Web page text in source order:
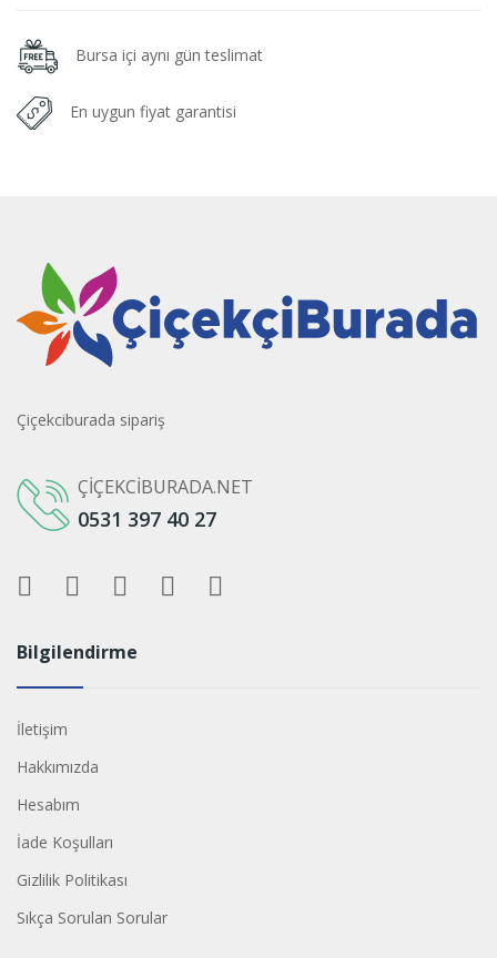
Bursa içi aynı gün teslimat
En uygun fiyat garantisi
Çiçekciburada sipariş
ÇIÇEKCIBURADA.NET
0531 397 40 27
Bilgilendirme
İletişim
Hakkımızda
Hesabım
İade Koşulları
Gizlilik Politikası
Sıkça Sorulan Sorular